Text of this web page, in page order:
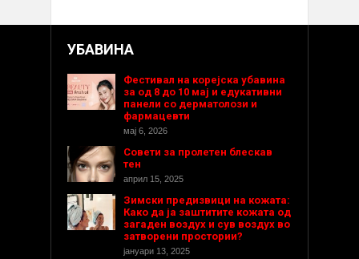
УБАВИНА
Фестивал на корејска убавина
за од 8 до 10 мај и едукативни
панели со дерматолози и
фармацевти
мај 6, 2026
Совети за пролетен блескав
тен
април 15, 2025
Зимски предизвици на кожата:
Како да ја заштитите кожата од
загаден воздух и сув воздух во
затворени простории?
јануари 13, 2025